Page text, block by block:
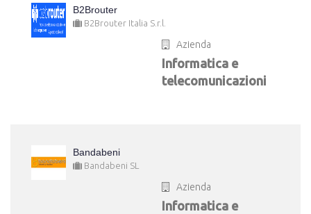
B2Brouter
B2Brouter Italia S.r.l.
Azienda
Informatica e
telecomunicazioni
Bandabeni
Bandabeni SL
Azienda
Informatica e